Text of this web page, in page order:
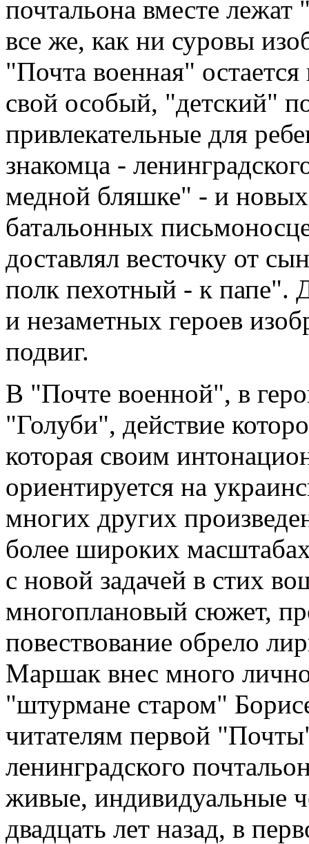
почтальона вместе
все же, как ни суровы
"Почта военная"
свой особый, "детский"
привлекательные для
знакомца -
медной бляшке" - и
батальонных
доставлял весточку от
полк пехотный - к папе".
и незаметных героев
подвиг.
В "Почте военной", в
"Голуби", действие
которая своим
ориентируется на
многих других
более широких
с новой задачей в стих
многоплановый сюжет,
повествование обрело
Маршак внес много
"штурмане старом"
читателям первой
ленинградского
живые, индивидуальные
двадцать лет назад, в